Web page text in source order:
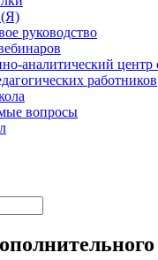
руководство
аналитический центр
работников
вопросы